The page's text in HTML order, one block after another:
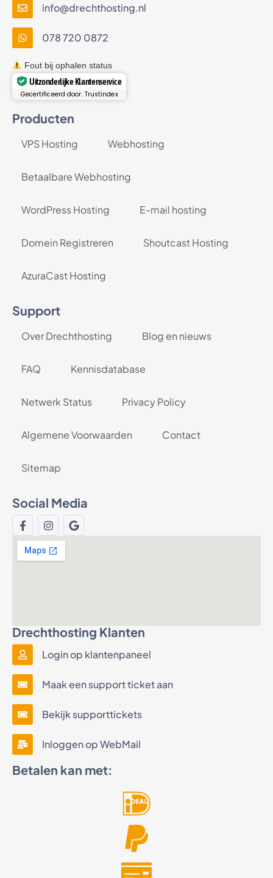
info@drechthosting.nl
078 720 0872
Fout bij ophalen status
Uitzonderlijke Klantenservice
Gecertificeerd door: Trustindex
Producten
VPS Hosting Webhosting
Betaalbare Webhosting
WordPress Hosting E-mail hosting
Domein Registreren Shoutcast Hosting
AzuraCast Hosting
Support
Over Drechthosting Blog en nieuws
FAQ Kennisdatabase
Netwerk Status Privacy Policy
Algemene Voorwaarden Contact
Sitemap
Social Media
Drechthosting Klanten
Login op klantenpaneel
Maak een support ticket aan
Bekijk supporttickets
Inloggen op WebMail
Betalen kan met: